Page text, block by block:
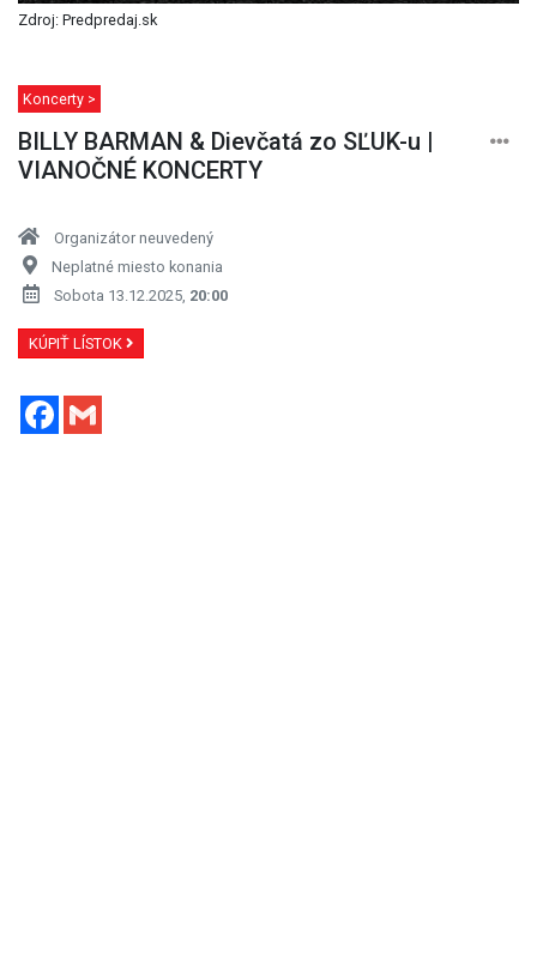
Zdroj: Predpredaj.sk
Koncerty >
BILLY BARMAN & Dievčatá zo SĽUK-u |
VIANOČNÉ KONCERTY
Organizátor neuvedený
Neplatné miesto konania
Sobota 13.12.2025, 20:00
KÚPIŤ LÍSTOK
Facebook